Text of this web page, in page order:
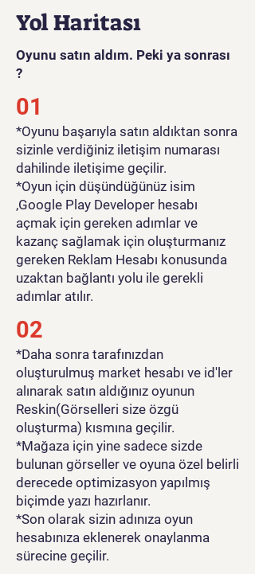
Yol Haritası
Oyunu satın aldım. Peki ya sonrası
?
01
*Oyunu başarıyla satın aldıktan sonra
sizinle verdiğiniz iletişim numarası
dahilinde iletişime geçilir.
*Oyun için düşündüğünüz isim
,Google Play Developer hesabı
açmak için gereken adımlar ve
kazanç sağlamak için oluşturmanız
gereken Reklam Hesabı konusunda
uzaktan bağlantı yolu ile gerekli
adımlar atılır.
02
*Daha sonra tarafınızdan
oluşturulmuş market hesabı ve id'ler
alınarak satın aldığınız oyunun
Reskin(Görselleri size özgü
oluşturma) kısmına geçilir.
*Mağaza için yine sadece sizde
bulunan görseller ve oyuna özel belirli
derecede optimizasyon yapılmış
biçimde yazı hazırlanır.
*Son olarak sizin adınıza oyun
hesabınıza eklenerek onaylanma
sürecine geçilir.